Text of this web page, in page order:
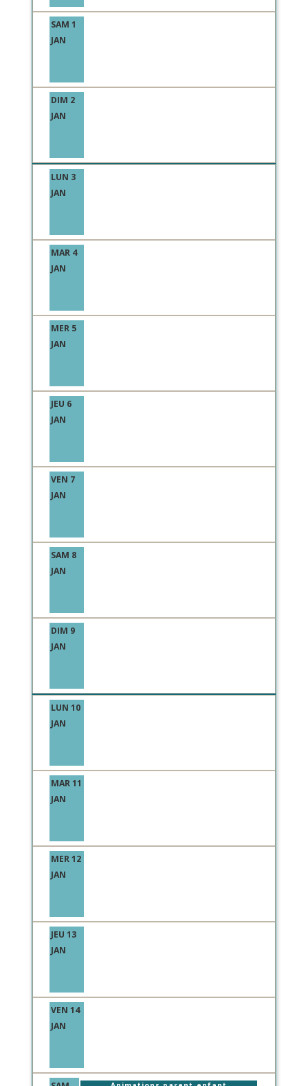
SAM 1
JAN
DIM 2
JAN
LUN 3
JAN
MAR 4
JAN
MER 5
JAN
JEU 6
JAN
VEN 7
JAN
SAM 8
JAN
DIM 9
JAN
LUN 10
JAN
MAR 11
JAN
MER 12
JAN
JEU 13
JAN
VEN 14
JAN